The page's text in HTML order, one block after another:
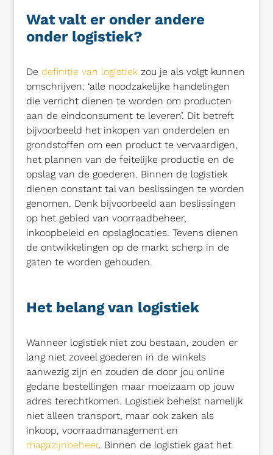
Wat valt er onder andere
onder logistiek?
De definitie van logistiek zou je als volgt kunnen
omschrijven: ‘alle noodzakelijke handelingen
die verricht dienen te worden om producten
aan de eindconsument te leveren’. Dit betreft
bijvoorbeeld het inkopen van onderdelen en
grondstoffen om een product te vervaardigen,
het plannen van de feitelijke productie en de
opslag van de goederen. Binnen de logistiek
dienen constant tal van beslissingen te worden
genomen. Denk bijvoorbeeld aan beslissingen
op het gebied van voorraadbeheer,
inkoopbeleid en opslaglocaties. Tevens dienen
de ontwikkelingen op de markt scherp in de
gaten te worden gehouden.
Het belang van logistiek
Wanneer logistiek niet zou bestaan, zouden er
lang niet zoveel goederen in de winkels
aanwezig zijn en zouden de door jou online
gedane bestellingen maar moeizaam op jouw
adres terechtkomen. Logistiek behelst namelijk
niet alleen transport, maar ook zaken als
inkoop, voorraadmanagement en
magazijnbeheer. Binnen de logistiek gaat het